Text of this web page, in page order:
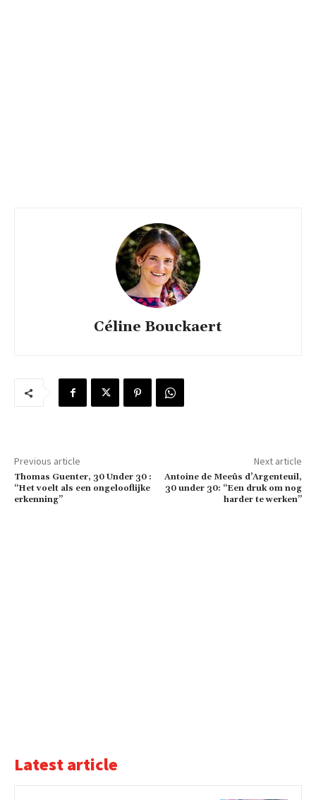
Céline Bouckaert
Previous article
Thomas Guenter, 30 Under 30 :
“Het voelt als een ongelooflijke
erkenning”
Next article
Antoine de Meeûs d’Argenteuil,
30 under 30: “Een druk om nog
harder te werken”
Latest article